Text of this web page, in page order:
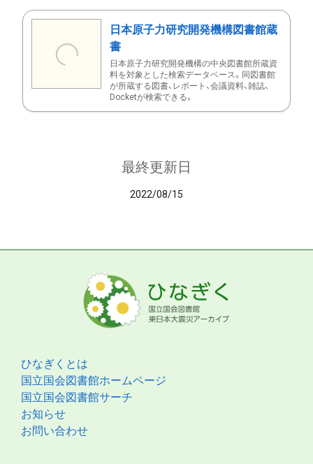
日本原子力研究開発機構図書館蔵
書
日本原子力研究開発機構の中央図書館所蔵資
料を対象とした検索データベース。同図書館
が所蔵する図書、レポート、会議資料、雑誌、
Docketが検索できる。
最終更新日
2022/08/15
ひなぎくとは
国立国会図書館ホームページ
国立国会図書館サーチ
お知らせ
お問い合わせ